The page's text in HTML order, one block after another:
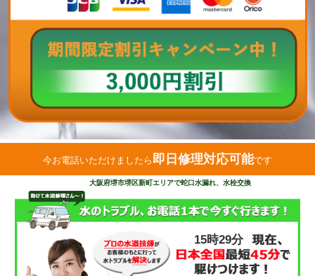
今お電話いただけましたら 即日修理対応可能です
大阪府堺市堺区新町エリアで蛇口水漏れ、水栓交換
15時29分